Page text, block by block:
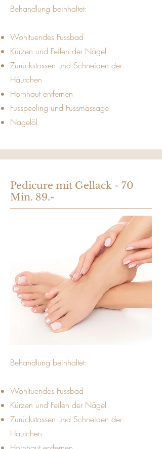
Behandlung beinhaltet:
Wohltuendes Fussbad
Kürzen und Feilen der Nägel
Zurückstossen und Schneiden der
Häutchen
Hornhaut entfernen
Fusspeeling und Fussmassage
Nagelöl
Pedicure mit Gellack - 70
Min. 89.-
Behandlung beinhaltet:
Wohltuendes Fussbad
Kürzen und Feilen der Nägel
Zurückstossen und Schneiden der
Häutchen